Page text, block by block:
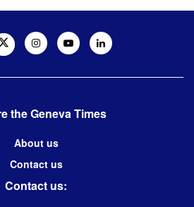
the Geneva Times
About us
Contact us
Contact us: